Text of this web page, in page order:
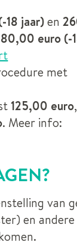
18 jaar)en
euro (-
met
125,00 euro
. Meer info:
van
en andere